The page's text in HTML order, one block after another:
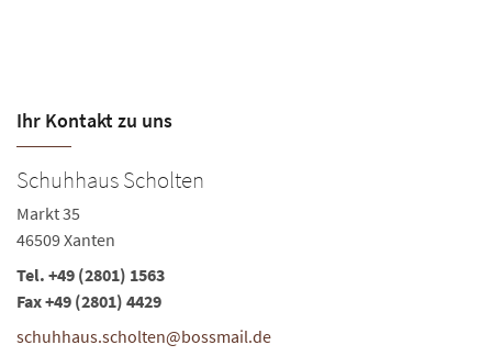
Ihr Kontakt zu uns
Schuhhaus Scholten
Markt 35
46509 Xanten
Tel. +49 (2801) 1563
Fax +49 (2801) 4429
schuhhaus.scholten@bossmail.de